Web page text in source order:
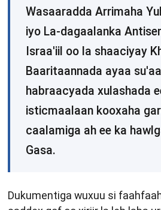
Wasaaradda Arrimaha
iyo La-dagaalanka
Israa'iil oo la shaaciyay
Baaritaannada ayaa
habraacyada xulashada
isticmaalaan kooxaha
caalamiga ah ee ka
Gasa.
Dukumentiga wuxuu si